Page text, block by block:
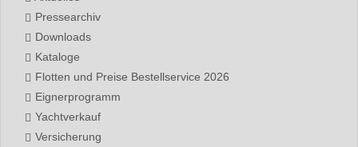
Pressearchiv
Downloads
Kataloge
Flotten und Preise Bestellservice 2026
Eignerprogramm
Yachtverkauf
Versicherung